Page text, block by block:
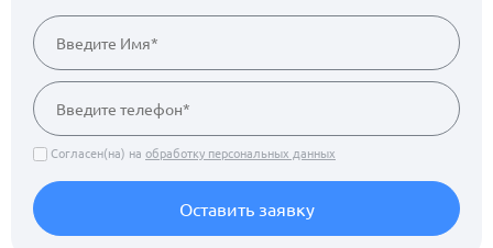
Согласен(на) на обработку персональных данных
Оставить заявку